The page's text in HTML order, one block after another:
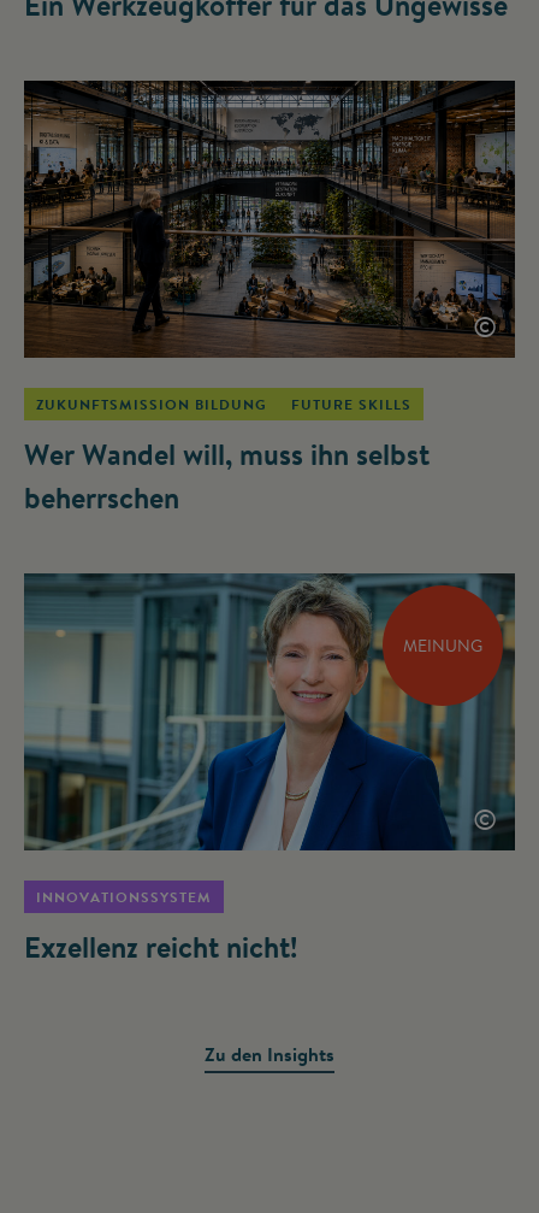
©
ZUKUNFTSMISSION BILDUNG FUTURE SKILLS
Wer Wandel will, muss ihn selbst
beherrschen
MEINUNG
©
INNOVATIONSSYSTEM
Exzellenz reicht nicht!
Zu den Insights